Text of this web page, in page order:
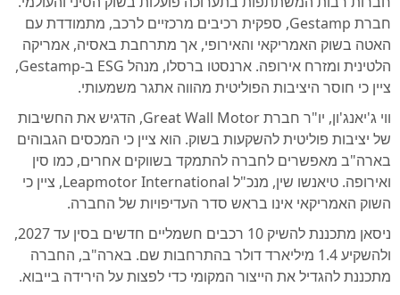
חברת Gestamp, ספקית רכיבים מרכזיים לרכב, מתמודדת עם
האטה בשוק האמריקאי והאירופי, אך מתרחבת באסיה, אמריקה
הלטינית ומזרח אירופה. ארנסטו ברסלו, מנהל ESG ב-Gestamp,
ציין כי חוסר היציבות הפוליטית מהווה אתגר משמעותי.
ווי ג'יאנג'ון, יו"ר חברת Great Wall Motor, הדגיש את החשיבות
של יציבות פוליטית להשקעות בשוק. הוא ציין כי המכסים הגבוהים
בארה"ב מאפשרים לחברה להתמקד בשווקים אחרים, כמו סין
ואירופה. טיאנשו שין, מנכ"ל Leapmotor International, ציין כי
השוק האמריקאי אינו בראש סדר העדיפויות של החברה.
ניסאן מתכננת להשיק 10 רכבים חשמליים חדשים בסין עד 2027,
ולהשקיע 1.4 מיליארד דולר בהתרחבות שם. בארה"ב, החברה
מתכננת להגדיל את הייצור המקומי כדי לפצות על הירידה בייבוא.